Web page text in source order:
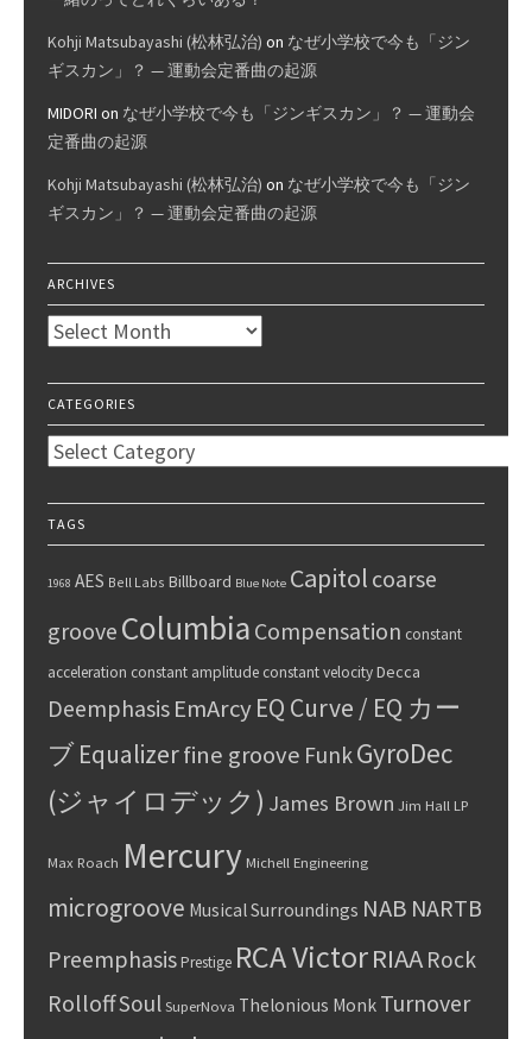
Kohji Matsubayashi (松林弘治) on なぜ小学校で今も「ジン
ギスカン」？ — 運動会定番曲の起源
MIDORI on なぜ小学校で今も「ジンギスカン」？ — 運動会
定番曲の起源
Kohji Matsubayashi (松林弘治) on なぜ小学校で今も「ジン
ギスカン」？ — 運動会定番曲の起源
ARCHIVES
Archives
CATEGORIES
Categories
TAGS
1968 AES Bell Labs Billboard Blue Note Capitol coarse
groove Columbia Compensation constant
acceleration constant amplitude constant velocityDecca
Deemphasis EmArcyEQ Curve / EQ カー
ブEqualizerfine groove Funk GyroDec
(ジャイロデック) James Brown Jim Hall LP
Max Roach Mercury Michell Engineering
microgroove Musical Surroundings NAB NARTB
PreemphasisPrestige RCA VictorRIAA Rock
RolloffSoul SuperNova Thelonious Monk Turnover